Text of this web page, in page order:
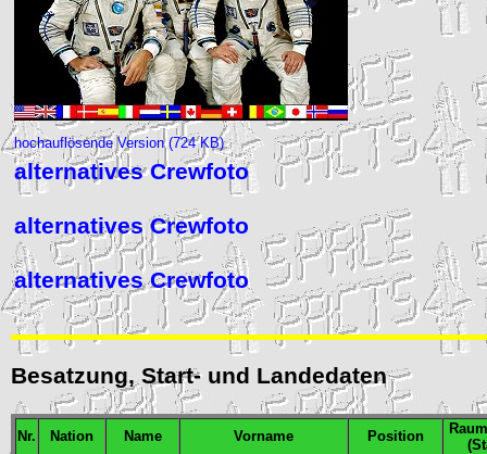
hochauflösende Version (724 KB)
alternatives Crewfoto
alternatives Crewfoto
alternatives Crewfoto
Besatzung, Start- und Landedaten
Nr. Nation Name Vorname Position